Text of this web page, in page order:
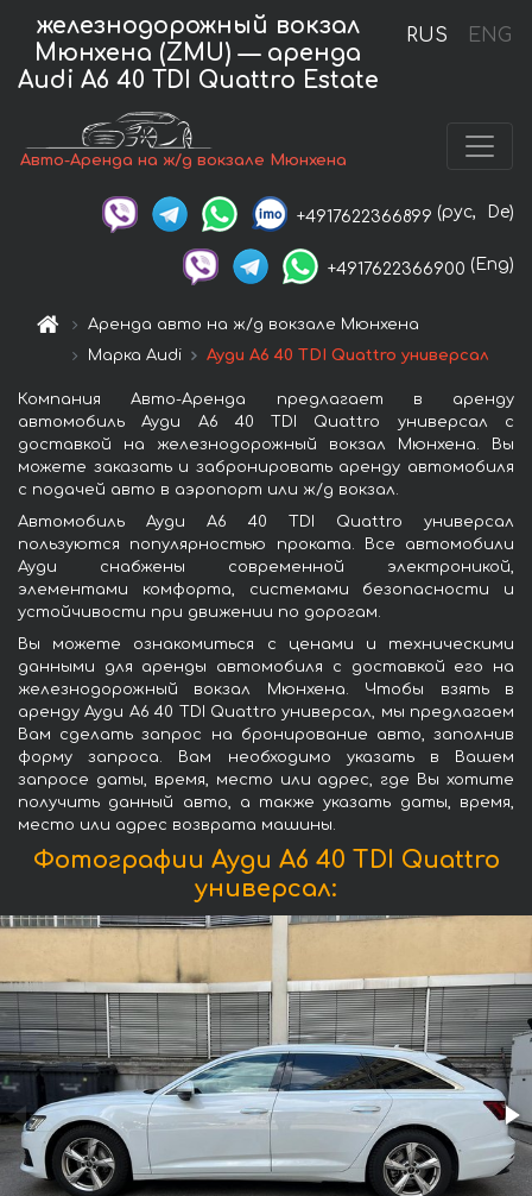
RUS ENG
железнодорожный вокзал
Мюнхена (ZMU) — аренда
Audi A6 40 TDI Quattro Estate
Авто-Аренда на ж/д вокзале Мюнхена
+4917622366899 (рус, De)
+4917622366900 (Eng)
Аренда авто на ж/д вокзале Мюнхена
Марка Audi
Ауди A6 40 TDI Quattro универсал
Компания Авто-Аренда предлагает в аренду
автомобиль Ауди A6 40 TDI Quattro универсал с
доставкой на железнодорожный вокзал Мюнхена. Вы
можете заказать и забронировать аренду автомобиля
с подачей авто в аэропорт или ж/д вокзал.
Автомобиль Ауди A6 40 TDI Quattro универсал
пользуются популярностью проката. Все автомобили
Ауди снабжены современной электроникой,
элементами комфорта, системами безопасности и
устойчивости при движении по дорогам.
Вы можете ознакомиться с ценами и техническими
данными для аренды автомобиля с доставкой его на
железнодорожный вокзал Мюнхена. Чтобы взять в
аренду Ауди A6 40 TDI Quattro универсал, мы предлагаем
Вам сделать запрос на бронирование авто, заполнив
форму запроса. Вам необходимо указать в Вашем
запросе даты, время, место или адрес, где Вы хотите
получить данный авто, а также указать даты, время,
место или адрес возврата машины.
Фотографии Ауди A6 40 TDI Quattro
универсал: